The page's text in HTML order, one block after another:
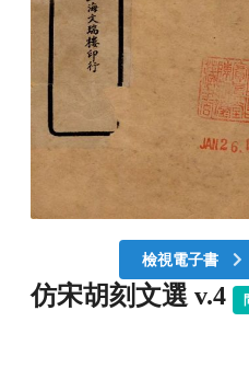
檢視電子書
仿宋胡刻文選 v.4